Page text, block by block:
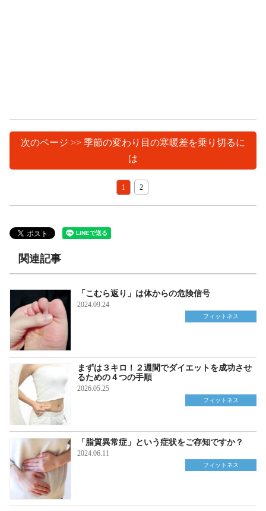
次のページ >> 季節の変わり目の寒暖差を乗り切るに
は
1 2
関連記事
「こむら返り」は体からの危険信号
2024.09.24
フィットネス
まずは３キロ！２週間でダイエットを成功させ
るための４つの手順
2026.05.25
フィットネス
「脂質異常症」という症状をご存知ですか？
2024.06.11
フィットネス